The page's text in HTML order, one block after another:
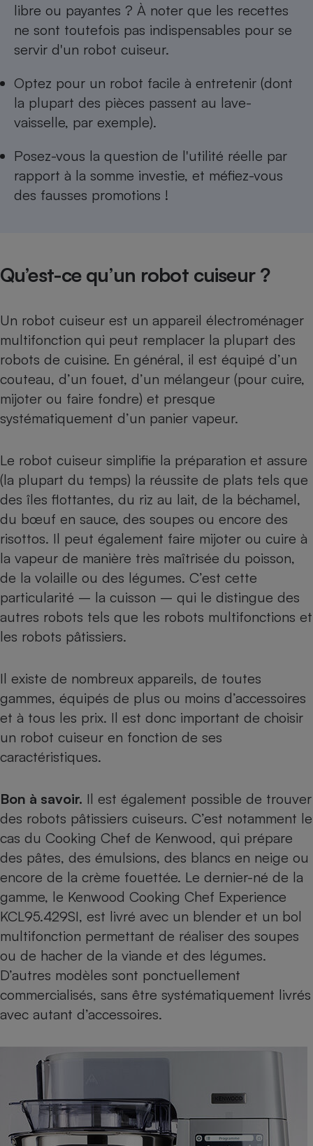
libre ou payantes ? À noter que les recettes
ne sont toutefois pas indispensables pour se
servir d'un robot cuiseur.
Optez pour un robot facile à entretenir (dont
la plupart des pièces passent au lave-
vaisselle, par exemple).
Posez-vous la question de l'utilité réelle par
rapport à la somme investie, et méfiez-vous
des fausses promotions !
Qu’est-ce qu’un robot cuiseur ?
Un robot cuiseur est un appareil électroménager
multifonction qui peut remplacer la plupart des
robots de cuisine. En général, il est équipé d’un
couteau, d’un fouet, d’un mélangeur (pour cuire,
mijoter ou faire fondre) et presque
systématiquement d’un panier vapeur.
Le robot cuiseur simplifie la préparation et assure
(la plupart du temps) la réussite de plats tels que
des îles flottantes, du riz au lait, de la béchamel,
du bœuf en sauce, des soupes ou encore des
risottos. Il peut également faire mijoter ou cuire à
la vapeur de manière très maîtrisée du poisson,
de la volaille ou des légumes. C’est cette
particularité – la cuisson – qui le distingue des
autres robots tels que les robots multifonctions et
les robots pâtissiers.
Il existe de nombreux appareils, de toutes
gammes, équipés de plus ou moins d’accessoires
et à tous les prix. Il est donc important de choisir
un robot cuiseur en fonction de ses
caractéristiques.
Bon à savoir. Il est également possible de trouver
des robots pâtissiers cuiseurs. C’est notamment le
cas du Cooking Chef de Kenwood, qui prépare
des pâtes, des émulsions, des blancs en neige ou
encore de la crème fouettée. Le dernier-né de la
gamme, le Kenwood Cooking Chef Experience
KCL95.429SI, est livré avec un blender et un bol
multifonction permettant de réaliser des soupes
ou de hacher de la viande et des légumes.
D’autres modèles sont ponctuellement
commercialisés, sans être systématiquement livrés
avec autant d’accessoires.